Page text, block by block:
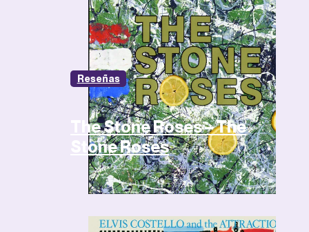
Reseñas
The Stone Roses – The
Stone Roses